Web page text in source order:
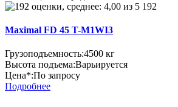
192
Maximal FD 45 T-M1WI3
Грузоподъемность:4500 кг
Высота подъема:Варьируется
Цена*:По запросу
Подробнее